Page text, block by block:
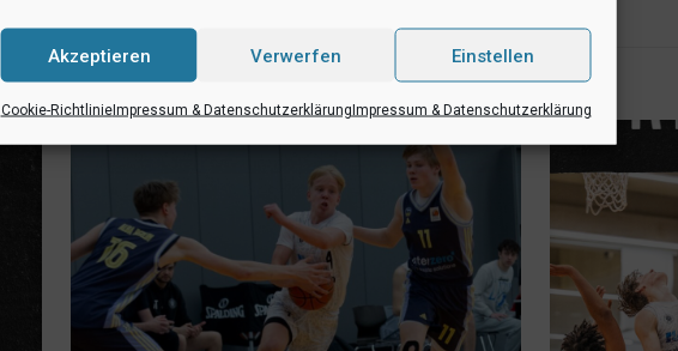
Akzeptieren Verwerfen Einstellen
Cookie-RichtlinieImpressum & DatenschutzerklärungImpressum & Datenschutzerklärung